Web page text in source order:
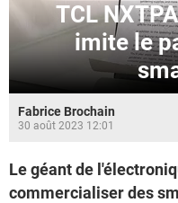
TCL
imite le
Fabrice Brochain
30 août 2023 12:01
Le géant de
commercialiser des